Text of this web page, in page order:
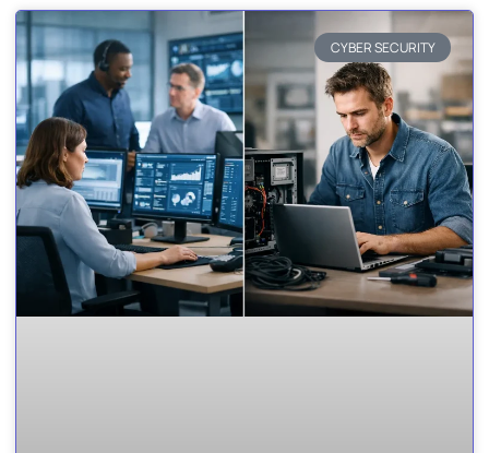
CYBER SECURITY